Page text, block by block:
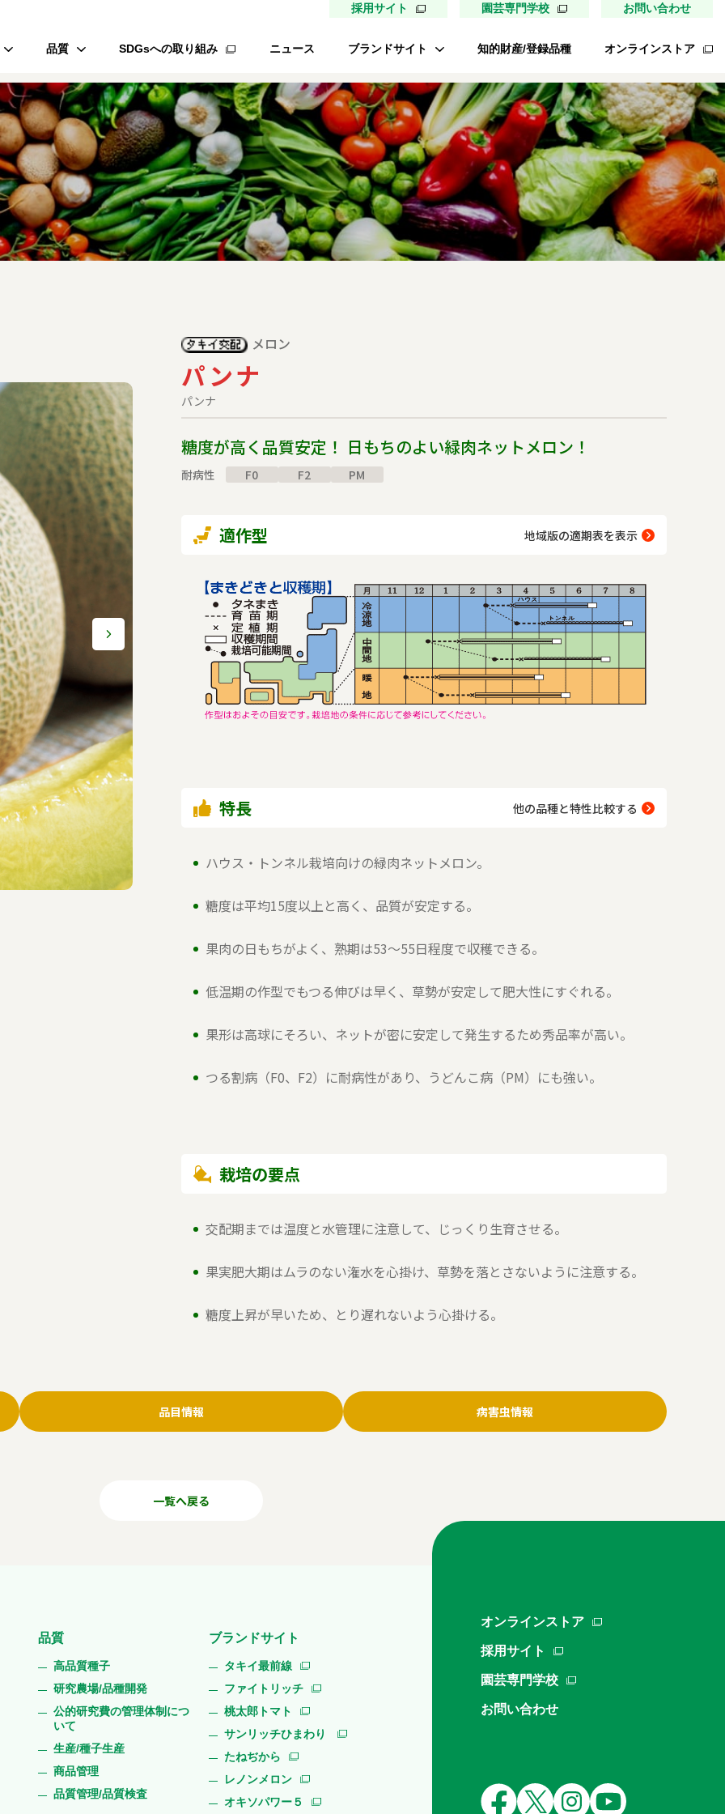
採用サイト 園芸専門学校 お問い合わせ
肥
品質
高品質種子
研究農場/品種開発
研究費の管理体制について
生産/種子生産
商品管理
品質管理/品質検査
SDGsへの取り組み ニュース ブランドサイト
タキイ最前線
ファイトリッチ
桃太郎トマト
サンリッチひまわり
たねぢから
レノンメロン
知的財産/登録品種 オンラインストア
パンナ
パンナ
メロン
糖度が高く品質安定！ 日もちのよい緑肉ネットメロン！
耐病性 F0 F2 PM
適作型 地域版の適期表を表示
特長 他の品種と特性比較する
ハウス・トンネル栽培向けの緑肉ネットメロン。
糖度は平均15度以上と高く、品質が安定する。
果肉の日もちがよく、熟期は53～55日程度で収穫できる。
低温期の作型でもつる伸びは早く、草勢が安定して肥大性にすぐれる。
果形は高球にそろい、ネットが密に安定して発生するため秀品率が高い。
つる割病（F0、F2）に耐病性があり、うどんこ病（PM）にも強い。
栽培の要点
交配期までは温度と水管理に注意して、じっくり生育させる。
果実肥大期はムラのない潅水を心掛け、草勢を落とさないように注意する。
糖度上昇が早いため、とり遅れないよう心掛ける。
品目情報 病害虫情報
一覧へ戻る
品質
高品質種子
研究農場/品種開発
公的研究費の管理体制につ
いて
生産/種子生産
商品管理
品質管理/品質検査
ブランドサイト
タキイ最前線
ファイトリッチ
桃太郎トマト
サンリッチひまわり
たねぢから
レノンメロン
オキソパワー５
オンラインストア
採用サイト
園芸専門学校
お問い合わせ